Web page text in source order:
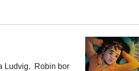
Ludvig. Robin bor